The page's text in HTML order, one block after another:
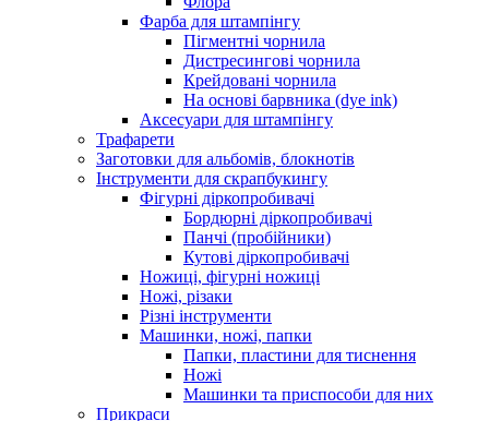
Фарба для штампінгу
Пігментні чорнила
Дистресингові чорнила
Крейдовані чорнила
На основі барвника (dye ink)
Аксесуари для штампінгу
Трафарети
Заготовки для альбомів, блокнотів
Інструменти для скрапбукингу
Фігурні діркопробивачі
Бордюрні діркопробивачі
Панчі (пробійники)
Кутові діркопробивачі
Ножиці, фігурні ножиці
Ножі, різаки
Різні інструменти
Машинки, ножі, папки
Папки, пластини для тиснення
Ножі
Машинки та приспособи для них
Прикраси